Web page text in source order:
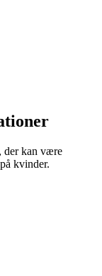
der kan være
kvinder.